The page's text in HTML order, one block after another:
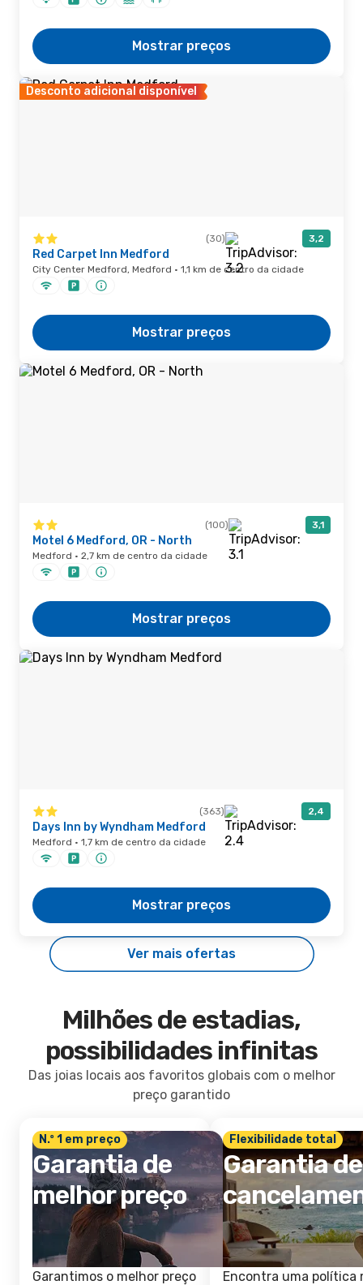
Mostrar preços
Desconto adicional disponível
(30) 3,2
Red Carpet Inn Medford
City Center Medford, Medford · 1,1 km de centro da cidade
Mostrar preços
(100) 3,1
Motel 6 Medford, OR - North
Medford · 2,7 km de centro da cidade
Mostrar preços
(363) 2,4
Days Inn by Wyndham Medford
Medford · 1,7 km de centro da cidade
Mostrar preços
Ver mais ofertas
Milhões de estadias,
possibilidades infinitas
Das joias locais aos favoritos globais com o melhor
preço garantido
N.º 1 em preço
Garantia de
melhor preço
Garantimos o melhor preço
Flexibilidade total
Garantia de
Encontra uma política